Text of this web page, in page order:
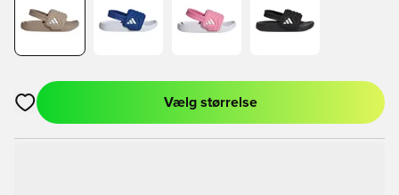
Åbner en Modal til at logge ind eller tilmelde dig som medlem
Vælg størrelse